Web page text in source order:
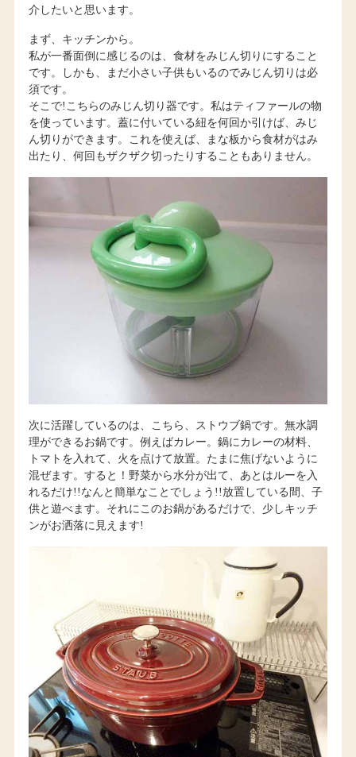
介したいと思います。
まず、キッチンから。
私が一番面倒に感じるのは、食材をみじん切りにすること
です。しかも、まだ小さい子供もいるのでみじん切りは必
須です。
そこで!こちらのみじん切り器です。私はティファールの物
を使っています。蓋に付いている紐を何回か引けば、みじ
ん切りができます。これを使えば、まな板から食材がはみ
出たり、何回もザクザク切ったりすることもありません。
次に活躍しているのは、こちら、ストウブ鍋です。無水調
理ができるお鍋です。例えばカレー。鍋にカレーの材料、
トマトを入れて、火を点けて放置。たまに焦げないように
混ぜます。すると！野菜から水分が出て、あとはルーを入
れるだけ!!なんと簡単なことでしょう!!放置している間、子
供と遊べます。それにこのお鍋があるだけで、少しキッチ
ンがお洒落に見えます!